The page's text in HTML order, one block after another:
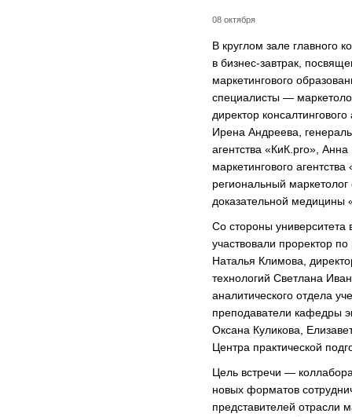
08 октября
В круглом зале главного
в бизнес-завтрак,
маркетингового
специалисты —
директор
Ирена Андреева,
агентства «КиК.pro»,
маркетингового
региональный
доказательной медицины
Со стороны университета
участвовали проректор
Наталья Климова,
технологий Светлана
аналитического отдела
преподаватели кафедры
Оксана Куликова,
Центра практической
Цель встречи —
новых форматов
представителей отрасли